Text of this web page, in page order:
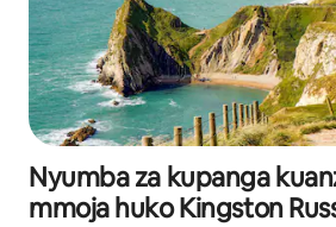
Nyumba za kupanga
mmoja huko Kingston